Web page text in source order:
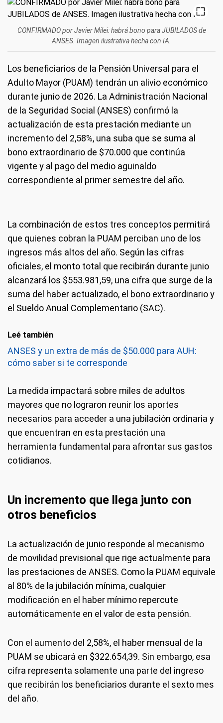
CONFIRMADO por Javier Milei: habrá bono para JUBILADOS de
ANSES. Imagen ilustrativa hecha con IA.
Los beneficiarios de la Pensión Universal para el
Adulto Mayor (PUAM) tendrán un alivio económico
durante junio de 2026. La Administración Nacional
de la Seguridad Social (ANSES) confirmó la
actualización de esta prestación mediante un
incremento del 2,58%, una suba que se suma al
bono extraordinario de $70.000 que continúa
vigente y al pago del medio aguinaldo
correspondiente al primer semestre del año.
La combinación de estos tres conceptos permitirá
que quienes cobran la PUAM perciban uno de los
ingresos más altos del año. Según las cifras
oficiales, el monto total que recibirán durante junio
alcanzará los $553.981,59, una cifra que surge de la
suma del haber actualizado, el bono extraordinario y
el Sueldo Anual Complementario (SAC).
Leé también
ANSES y un extra de más de $50.000 para AUH:
cómo saber si te corresponde
La medida impactará sobre miles de adultos
mayores que no lograron reunir los aportes
necesarios para acceder a una jubilación ordinaria y
que encuentran en esta prestación una
herramienta fundamental para afrontar sus gastos
cotidianos.
Un incremento que llega junto con
otros beneficios
La actualización de junio responde al mecanismo
de movilidad previsional que rige actualmente para
las prestaciones de ANSES. Como la PUAM equivale
al 80% de la jubilación mínima, cualquier
modificación en el haber mínimo repercute
automáticamente en el valor de esta pensión.
Con el aumento del 2,58%, el haber mensual de la
PUAM se ubicará en $322.654,39. Sin embargo, esa
cifra representa solamente una parte del ingreso
que recibirán los beneficiarios durante el sexto mes
del año.